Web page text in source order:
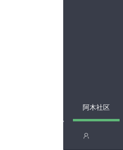
阿木社区